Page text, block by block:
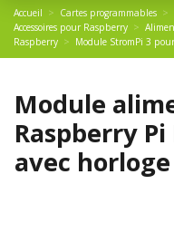
Accueil Cartes programmables
Accessoires pour Raspberry
Raspberry
Module StromPi 3
Module
Raspberry Pi
avec